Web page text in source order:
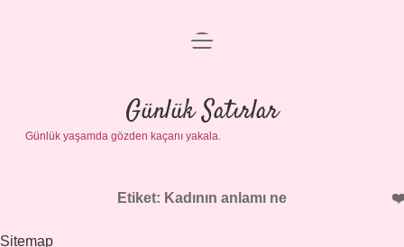
Anasayfa
Gizlilik Politikası
Yasal Uyarı
menüyü
Günlük Satırlar
Günlük yaşamda gözden kaçanı yakala.
Etiket: Kadının anlamı ne
Sitemap